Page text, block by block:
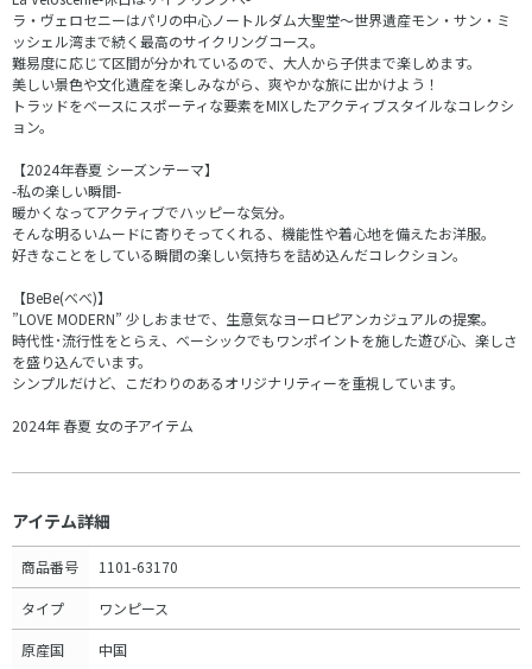
ラ・ヴェロセニーはパリの中心ノートルダム大聖堂～世界遺産モン・サン・ミ
ッシェル湾まで続く最高のサイクリングコース。
難易度に応じて区間が分かれているので、大人から子供まで楽しめます。
美しい景色や文化遺産を楽しみながら、爽やかな旅に出かけよう！
トラッドをベースにスポーティな要素をMIXしたアクティブスタイルなコレクシ
ョン。
【2024年春夏 シーズンテーマ】
-私の楽しい瞬間-
暖かくなってアクティブでハッピーな気分。
そんな明るいムードに寄りそってくれる、機能性や着心地を備えたお洋服。
好きなことをしている瞬間の楽しい気持ちを詰め込んだコレクション。
【BeBe(べべ)】
”LOVE MODERN” 少しおませで、生意気なヨーロピアンカジュアルの提案。
時代性･流行性をとらえ、ベーシックでもワンポイントを施した遊び心、楽しさ
を盛り込んでいます。
シンプルだけど、こだわりのあるオリジナリティーを重視しています。
2024年 春夏 女の子アイテム
アイテム詳細
商品番号 1101-63170
タイプ ワンピース
原産国 中国